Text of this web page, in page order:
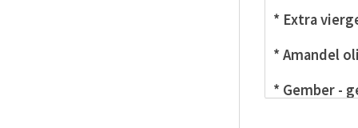
* Extra
* Amandel
* Gember -